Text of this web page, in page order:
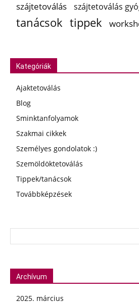
szájtetoválás szájtetoválás
tanácsok tippek
Kategóriák
Ajaktetoválás
Blog
Sminktanfolyamok
Szakmai cikkek
Személyes gondolatok :)
Szemöldöktetoválás
Tippek/tanácsok
Továbbképzések
Archívum
2025. március